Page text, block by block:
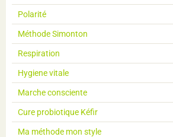
Polarité
Méthode Simonton
Respiration
Hygiene vitale
Marche consciente
Cure probiotique Kéfir
Ma méthode mon style